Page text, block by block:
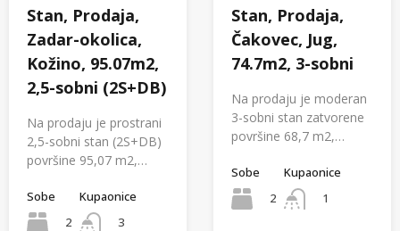
Stan, Prodaja,
Zadar-okolica,
Kožino, 95.07m2,
2,5-sobni (2S+DB)
Na prodaju je prostrani
2,5-sobni stan (2S+DB)
površine 95,07 m2,…
Sobe
2
Kupaonice
3
Stan, Prodaja,
Čakovec, Jug,
74.7m2, 3-sobni
Na prodaju je moderan
3-sobni stan zatvorene
površine 68,7 m2,…
Sobe
2
Kupaonice
1